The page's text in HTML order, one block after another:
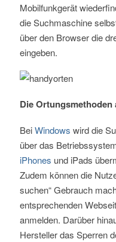
Mobilfunkgerät
die Suchmaschine
über den Browser die
eingeben.
Die
BeiWindows wird die
über das
iPhones und iPads
Zudem können die
suchen“ Gebrauch
entsprechenden
anmelden. Darüber
Hersteller das Sperren